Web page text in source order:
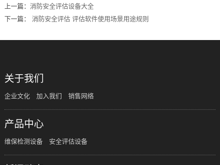
上一篇： 消防安全评估设备大全
下一篇：
消防安全评估 评估软件使用场景用途规则
关于我们
企业文化 加入我们 销售网络
产品中心
维保检测设备 安全评估设备